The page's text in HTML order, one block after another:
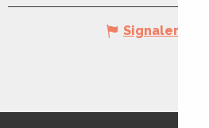
Signaler une